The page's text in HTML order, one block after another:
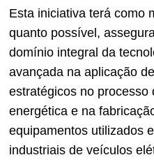
Esta iniciativa terá como
quanto possível,
domínio integral da
avançada na aplicação
estratégicos no processo
energética e na
equipamentos utilizados
industriais de veículos